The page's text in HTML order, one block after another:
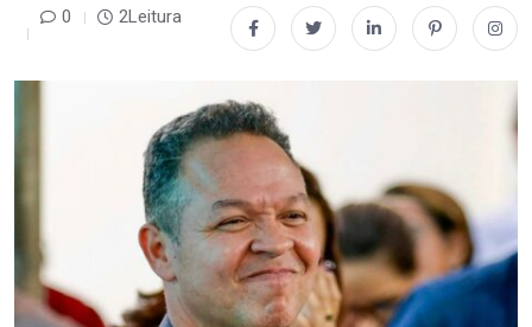
0 2Leitura